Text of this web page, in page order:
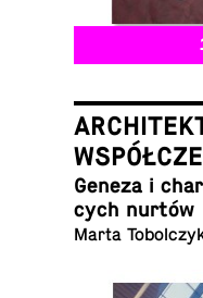
Geneza i
cych nurtów
Marta